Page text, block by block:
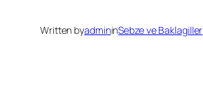
Written byadmininSebze ve Baklagiller